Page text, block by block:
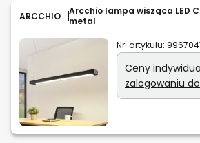
ARCCHIO
Arcchio lampa wisząca LED
metal
Nr. artykułu:
Ceny
zalogowaniu